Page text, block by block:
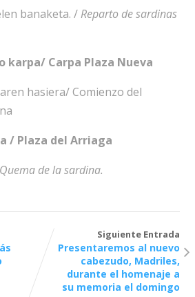
banaketa. /Reparto de sardinas
karpa/ Carpa Plaza Nueva
hasiera/ Comienzo del
/ Plaza del Arriaga
Quema de la sardina.
Siguiente Entrada
Presentaremos al nuevo
cabezudo, Madriles,
durante el homenaje a
su memoria el domingo